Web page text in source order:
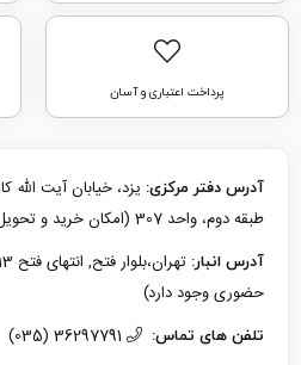
پرداخت اعتباری و آسان
آدرس دفتر مرکزی: یزد، خیابان آیت
طبقه دوم، واحد 307 (امکان خرید و تحویل حضوری وجود ندارد)
آدرس انبار:
حضوری وجود دارد)
تلفن های تماس: